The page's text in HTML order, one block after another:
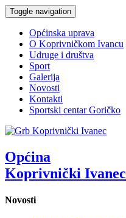
Toggle navigation
Općinska uprava
O Koprivničkom Ivancu
Udruge i društva
Sport
Galerija
Novosti
Kontakti
Sportski centar Goričko
Općina
Koprivnički Ivanec
Novosti